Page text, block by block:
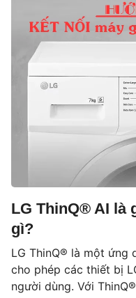
LG ThinQ® AI là
gì?
LG ThinQ® là một ứng
cho phép các thiết bị
người dùng. Với